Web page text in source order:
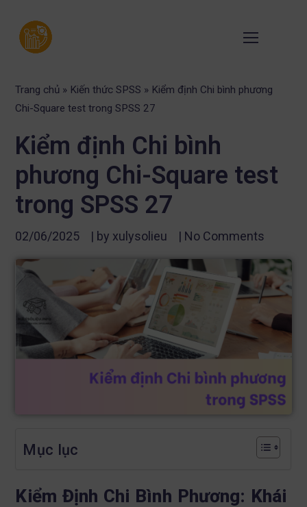
Trang chủ » Kiến thức SPSS » Kiểm định Chi bình phương
Chi-Square test trong SPSS 27
Kiểm định Chi bình
phương Chi-Square test
trong SPSS 27
02/06/2025 | by xulysolieu | No Comments
Mục lục
Kiểm Định Chi Bình Phương: Khái